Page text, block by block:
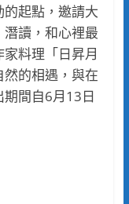
的起點，邀請大
讀，和心裡最
料理「日昇月
的相遇，與在
間自6月13日